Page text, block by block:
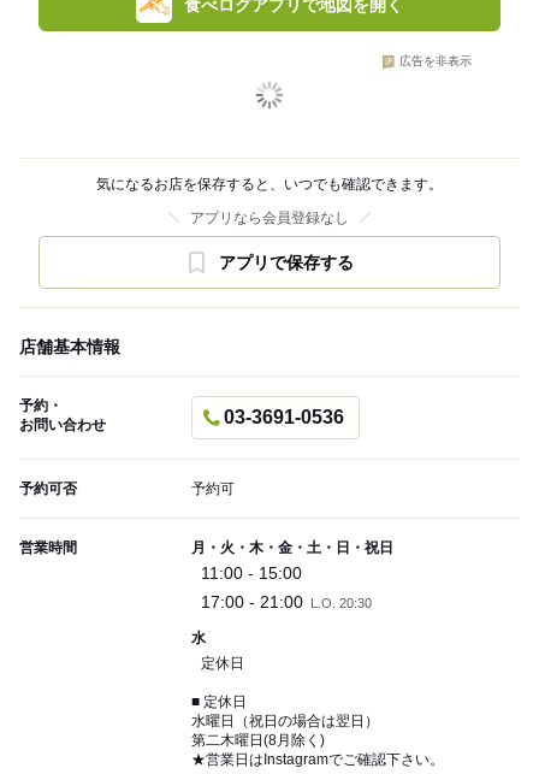
食べログアプリで地図を開く
広告を非表示
気になるお店を保存すると、いつでも確認できます。
アプリなら会員登録なし
アプリで保存する
店舗基本情報
予約・
お問い合わせ
03-3691-0536
予約可否 予約可
営業時間 月・火・木・金・土・日・祝日
11:00 - 15:00
17:00 - 21:00
L.O. 20:30
水
定休日
■ 定休日
水曜日（祝日の場合は翌日）
第二木曜日(8月除く)
★営業日はInstagramでご確認下さい。